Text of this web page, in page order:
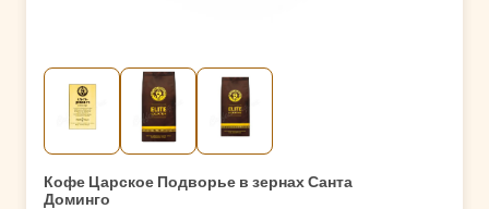
Кофе Царское Подворье в зернах Санта
Доминго